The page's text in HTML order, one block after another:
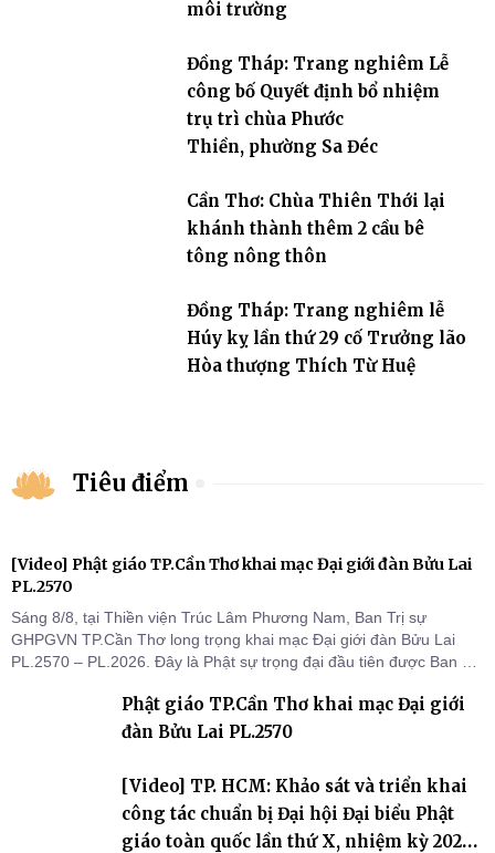
môi trường
Đồng Tháp: Trang nghiêm Lễ
công bố Quyết định bổ nhiệm
trụ trì chùa Phước
Thiền, phường Sa Đéc
Cần Thơ: Chùa Thiên Thới lại
khánh thành thêm 2 cầu bê
tông nông thôn
Đồng Tháp: Trang nghiêm lễ
Húy kỵ lần thứ 29 cố Trưởng lão
Hòa thượng Thích Từ Huệ
Tiêu điểm
[Video] Phật giáo TP.Cần Thơ khai mạc Đại giới đàn Bửu Lai
PL.2570
Sáng 8/8, tại Thiền viện Trúc Lâm Phương Nam, Ban Trị sự
GHPGVN TP.Cần Thơ long trọng khai mạc Đại giới đàn Bửu Lai
PL.2570 – PL.2026. Đây là Phật sự trọng đại đầu tiên được Ban Trị
thứ I, thể hiện sự quan tâm đối với công tác truyền giới, đào tạo
Tăng tài và tiếp nối mạng mạch Tăng-g
Phật giáo TP.Cần Thơ khai mạc Đại giới
đàn Bửu Lai PL.2570
[Video] TP. HCM: Khảo sát và triển khai
công tác chuẩn bị Đại hội Đại biểu Phật
giáo toàn quốc lần thứ X, nhiệm kỳ 2026-